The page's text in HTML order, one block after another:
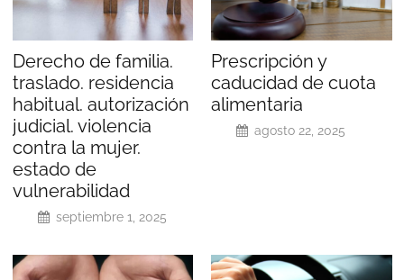
Derecho de familia.
traslado. residencia
habitual. autorización
judicial. violencia
contra la mujer.
estado de
vulnerabilidad
septiembre 1, 2025
Prescripción y
caducidad de cuota
alimentaria
agosto 22, 2025